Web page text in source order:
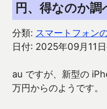
円、得なのか調
分類: スマートフォン
日付: 2025年09月11
au ですが、新型の
万円からのようです。